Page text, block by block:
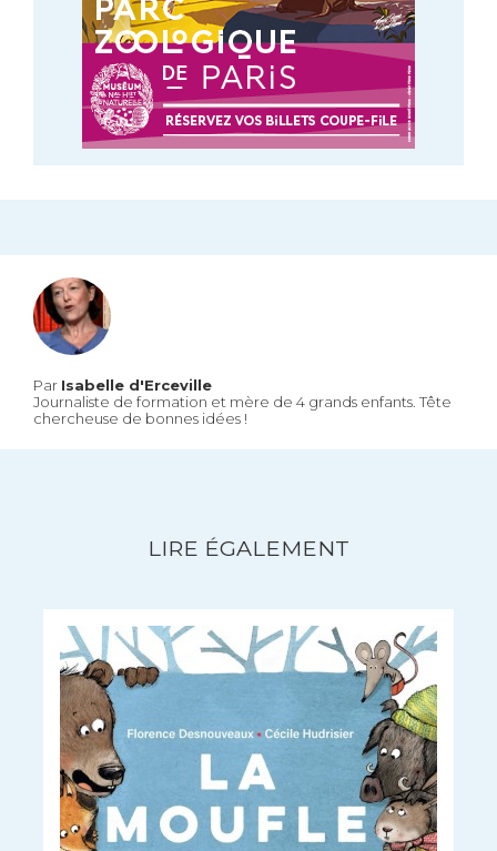
Par Isabelle d'Erceville
Journaliste de formation et mère de 4 grands enfants. Tête
chercheuse de bonnes idées !
LIRE ÉGALEMENT